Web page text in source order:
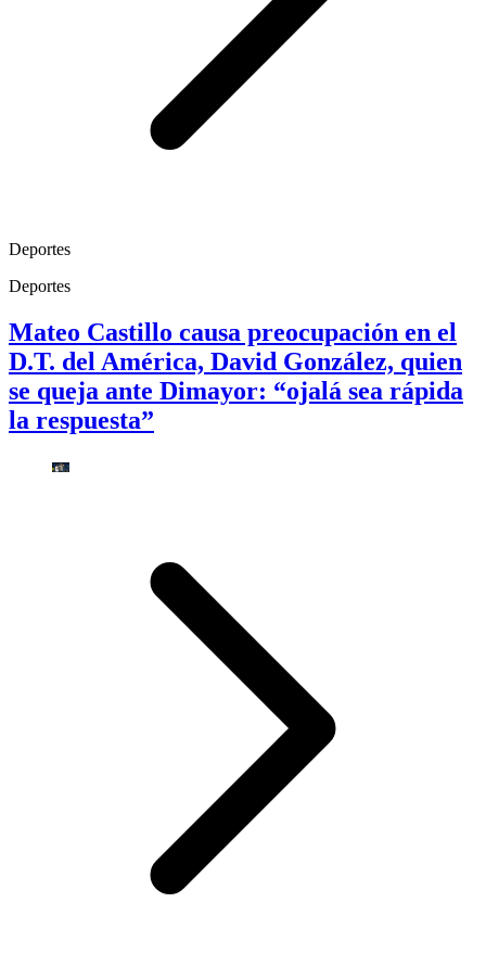
Deportes
Deportes
Mateo Castillo causa preocupación en el
D.T. del América, David González, quien
se queja ante Dimayor: “ojalá sea rápida
la respuesta”